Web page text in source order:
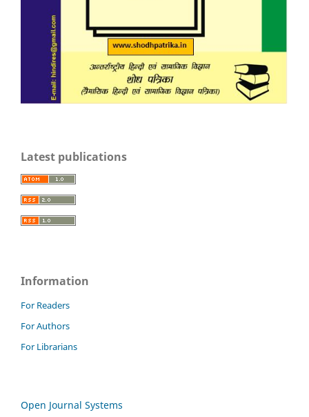
Latest publications
Information
For Readers
For Authors
For Librarians
Open Journal Systems